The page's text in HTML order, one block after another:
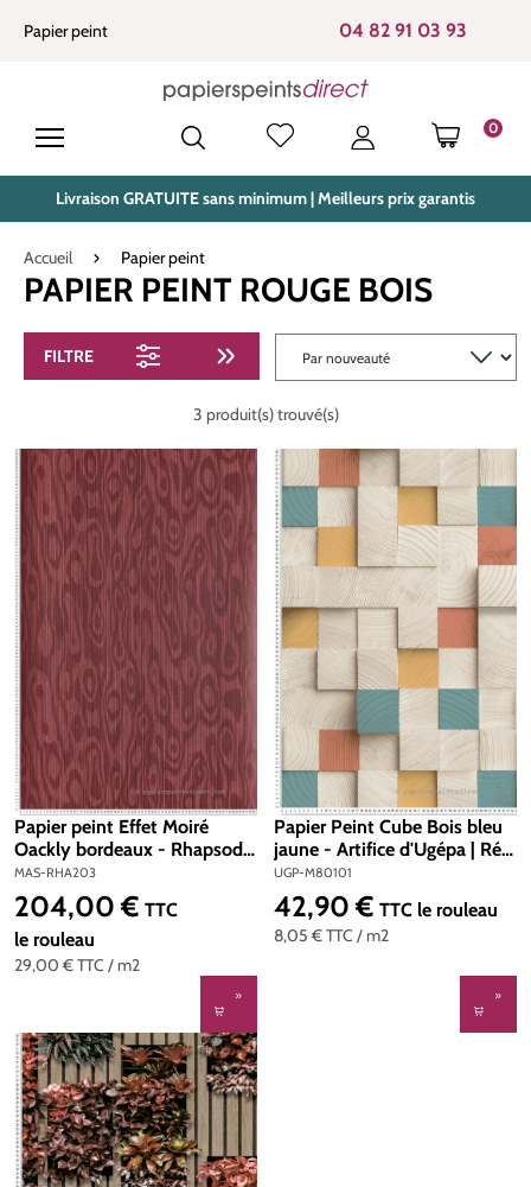
principal
Papier peint 04 82 91 03 93
0
LE
Livraison GRATUITE sans minimum | Meilleurs prix garantis
Accueil Papier peint
PAPIER PEINT ROUGE BOIS
FILTRE
3 produit(s) trouvé(s)
Papier peint Effet Moiré
Oackly bordeaux - Rhapsody
de Masureel | Réf. MAS-
RHA203
MAS-RHA203
29,00 €TTC / m2
Prix régulier :
204,00 € TTC
le rouleau
Papier Peint Cube Bois bleu
jaune - Artifice d'Ugépa | Réf.
UGP-M80101
UGP-M80101
8,05 €TTC / m2
Prix régulier :
42,90 € TTC le rouleau